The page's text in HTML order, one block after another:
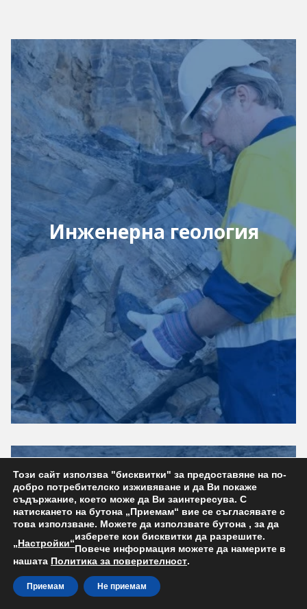
Инженерна геология
Този сайт използва "бисквитки" за предоставяне на по-
добро потребителско изживяване и да Ви покаже
съдържание, което може да Ви заинтересува. С
натискането на бутона „Приемам“ вие се съгласявате с
това използване. Можете да използвате бутона
„Настройки“
, за да
изберете кои бисквитки да разрешите.
Повече информация можете да намерите в
нашата Политика за поверителност.
Приемам Не приемам